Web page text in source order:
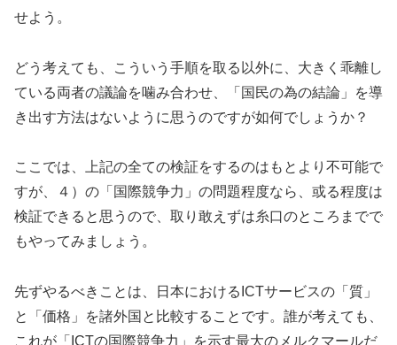
せよう。
どう考えても、こういう手順を取る以外に、大きく乖離し
ている両者の議論を噛み合わせ、「国民の為の結論」を導
き出す方法はないように思うのですが如何でしょうか？
ここでは、上記の全ての検証をするのはもとより不可能で
すが、４）の「国際競争力」の問題程度なら、或る程度は
検証できると思うので、取り敢えずは糸口のところまでで
もやってみましょう。
先ずやるべきことは、日本におけるICTサービスの「質」
と「価格」を諸外国と比較することです。誰が考えても、
これが「ICTの国際競争力」を示す最大のメルクマールだ